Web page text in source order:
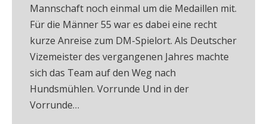
Mannschaft noch einmal um die Medaillen mit.
Für die Männer 55 war es dabei eine recht
kurze Anreise zum DM-Spielort. Als Deutscher
Vizemeister des vergangenen Jahres machte
sich das Team auf den Weg nach
Hundsmühlen. Vorrunde Und in der
Vorrunde…